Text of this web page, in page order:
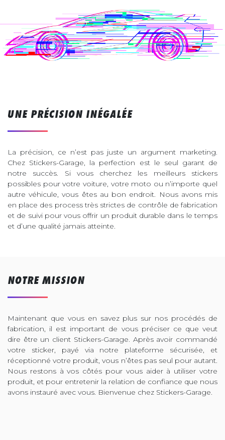
UNE PRÉCISION INÉGALÉE
La précision, ce n’est pas juste un argument marketing.
Chez Stickers-Garage, la perfection est le seul garant de
notre succès. Si vous cherchez les meilleurs stickers
possibles pour votre voiture, votre moto ou n’importe quel
autre véhicule, vous êtes au bon endroit. Nous avons mis
en place des process très strictes de contrôle de fabrication
et de suivi pour vous offrir un produit durable dans le temps
et d’une qualité jamais atteinte.
NOTRE MISSION
Maintenant que vous en savez plus sur nos procédés de
fabrication, il est important de vous préciser ce que veut
dire être un client Stickers-Garage. Après avoir commandé
votre sticker, payé via notre plateforme sécurisée, et
réceptionné votre produit, vous n’êtes pas seul pour autant.
Nous restons à vos côtés pour vous aider à utiliser votre
produit, et pour entretenir la relation de confiance que nous
avons instauré avec vous. Bienvenue chez Stickers-Garage.